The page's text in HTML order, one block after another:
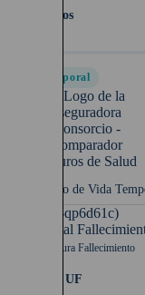
64 años
Temporal
Seguro de Vida
UF (-qp6d61c)
Capital
Cobertura Fallecimiento
1.500 UF